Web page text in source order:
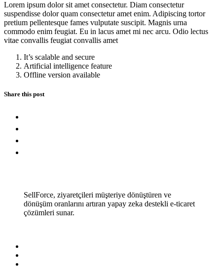
Lorem ipsum dolor sit amet consectetur. Diam consectetur
suspendisse dolor quam consectetur amet enim. Adipiscing tortor
pretium pellentesque fames vulputate suscipit. Magnis urna
commodo enim feugiat. Eu in lacus amet mi nec arcu. Odio lectus
vitae convallis feugiat convallis amet
It’s scalable and secure
Artificial intelligence feature
Offline version available
Share this post
SellForce, ziyaretçileri müşteriye dönüştüren ve
dönüşüm oranlarını artıran yapay zeka destekli e-ticaret
çözümleri sunar.